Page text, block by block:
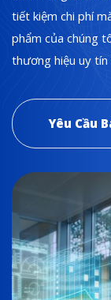
tiết kiệm chi phí
phẩm của chúng
thương hiệu uy tín
Yêu Cầu